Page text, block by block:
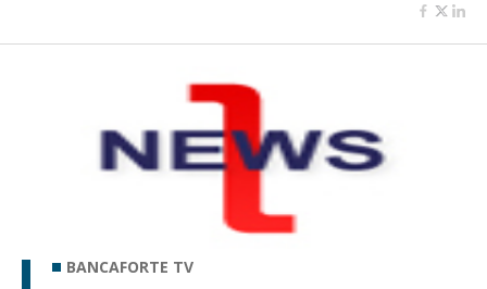
BANCAFORTE TV